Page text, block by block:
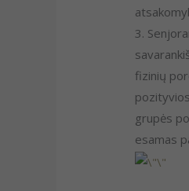
3.
fizinių
grupės
esamas